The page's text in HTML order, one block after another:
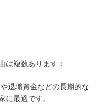
は複数あります：
退職資金などの長期的な
に最適です。